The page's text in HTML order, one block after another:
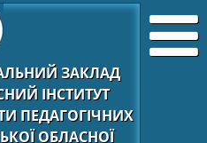
ЗАКЛАД
ІНСТИТУТ
ПЕДАГОГІЧНИХ
ОБЛАСНОЇ